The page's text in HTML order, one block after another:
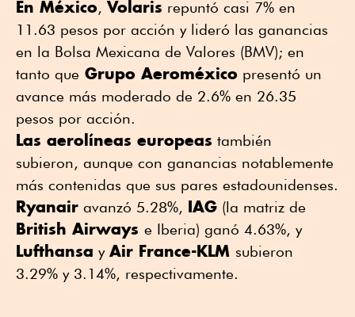
En México,Volaris repuntó casi 7% en
11.63 pesos por acción y lideró las ganancias
en la Bolsa Mexicana de Valores (BMV); en
tanto que Grupo Aeroméxico presentó un
avance más moderado de 2.6% en 26.35
pesos por acción.
Las aerolíneas europeas también
subieron, aunque con ganancias notablemente
más contenidas que sus pares estadounidenses.
Ryanair avanzó 5.28%, IAG (la matriz de
British Airways e Iberia) ganó 4.63%, y
Lufthansa y Air France-KLM subieron
3.29% y 3.14%, respectivamente.